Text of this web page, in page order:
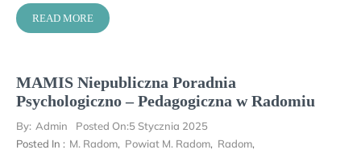
READ MORE
MAMIS Niepubliczna Poradnia
Psychologiczno – Pedagogiczna w Radomiu
By: Admin Posted On:5 Stycznia 2025
Posted In : M. Radom, Powiat M. Radom, Radom,